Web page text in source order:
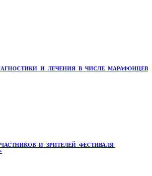
И ЛЕЧЕНИЯ В ЧИСЛЕ МАРАФОНЦЕВ
И ЗРИТЕЛЕЙ ФЕСТИВАЛЯ